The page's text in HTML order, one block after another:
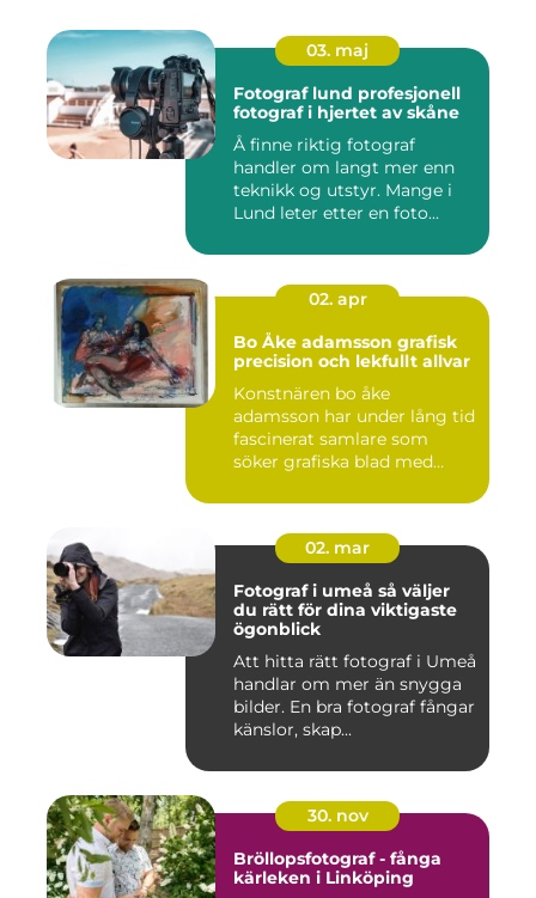
03. maj
Fotograf lund profesjonell
fotograf i hjertet av skåne
Å finne riktig fotograf
handler om langt mer enn
teknikk og utstyr. Mange i
Lund leter etter en foto...
02. apr
Bo Åke adamsson grafisk
precision och lekfullt allvar
Konstnären bo åke
adamsson har under lång tid
fascinerat samlare som
söker grafiska blad med
02. mar
Fotograf i umeå så väljer
du rätt för dina viktigaste
ögonblick
Att hitta rätt fotograf i Umeå
handlar om mer än snygga
bilder. En bra fotograf fångar
känslor, skap...
30. nov
Bröllopsfotograf - fånga
kärleken i Linköping